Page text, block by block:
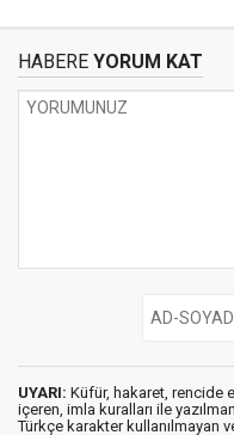
HABERE YORUM KAT
UYARI: Küfür, hakaret, rencide
içeren, imla kuralları ile
Türkçe karakter kullanılmayan